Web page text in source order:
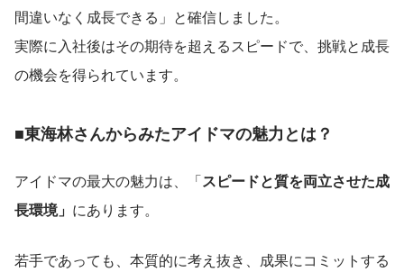
間違いなく成長できる」と確信しました。
実際に入社後はその期待を超えるスピードで、挑戦と成長
の機会を得られています。
■東海林さんからみたアイドマの魅力とは？
アイドマの最大の魅力は、「スピードと質を両立させた成
長環境」 にあります。
若手であっても、本質的に考え抜き、成果にコミットする